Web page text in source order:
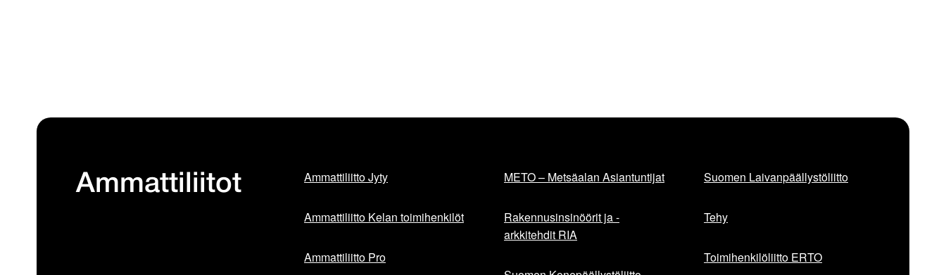
Ammattiliitot Ammattiliitto Jyty
Ammattiliitto Kelan toimihenkilöt
Ammattiliitto Pro
METO – Metsäalan Asiantuntijat
Rakennusinsinöörit ja -
arkkitehdit RIA
Suomen Laivanpäällystöliitto
Tehy
Toimihenkilöliitto ERTO